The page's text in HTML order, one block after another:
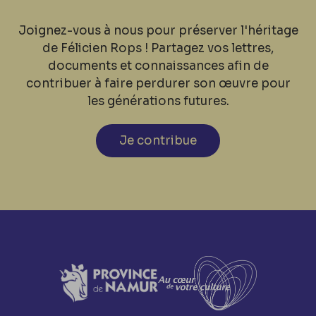
Joignez-vous à nous pour préserver l'héritage
de Félicien Rops ! Partagez vos lettres,
documents et connaissances afin de
contribuer à faire perdurer son œuvre pour
les générations futures.
Je contribue